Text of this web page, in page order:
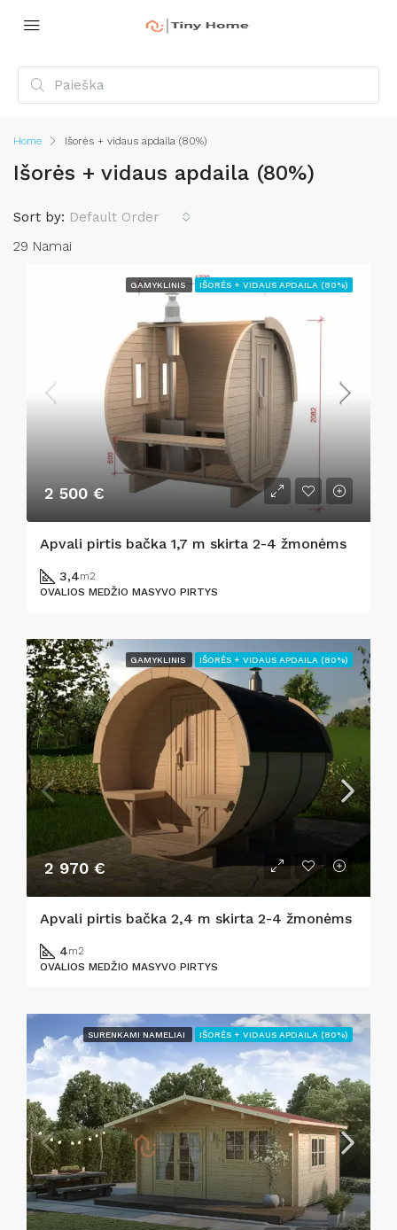
Home Išorės + vidaus apdaila (80%)
Išorės + vidaus apdaila (80%)
29 Namai
Sort by: Default Order
GAMYKLINIS IŠORĖS + VIDAUS APDAILA (80%)
2 500 €
Apvali pirtis bačka 1,7 m skirta 2-4 žmonėms
3,4m2
OVALIOS MEDŽIO MASYVO PIRTYS
GAMYKLINIS IŠORĖS + VIDAUS APDAILA (80%)
2 970 €
Apvali pirtis bačka 2,4 m skirta 2-4 žmonėms
4m2
OVALIOS MEDŽIO MASYVO PIRTYS
SURENKAMI NAMELIAI IŠORĖS + VIDAUS APDAILA (80%)